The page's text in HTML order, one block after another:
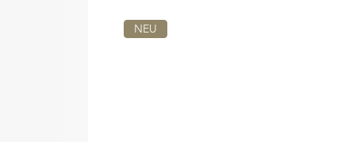
NEU